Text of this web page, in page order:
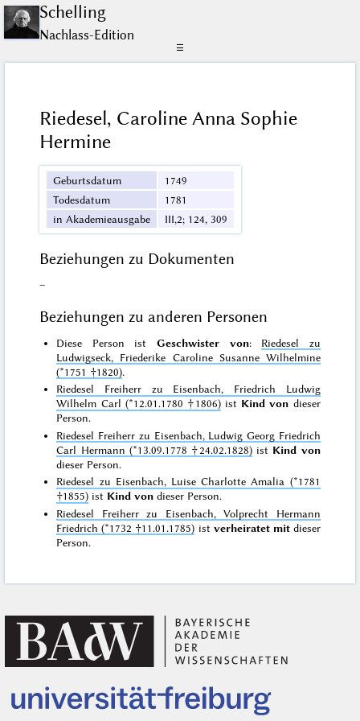
Schelling
Nachlass-Edition
☰
Riedesel, Caroline Anna Sophie
Hermine
Geburtsdatum
1749
Todesdatum
1781
in Akademieausgabe
III,2; 124, 309
Beziehungen zu Dokumenten
–
Beziehungen zu anderen Personen
Diese Person ist Geschwister von: Riedesel zu
Ludwigseck, Friederike Caroline Susanne Wilhelmine
(*1751 †1820).
Riedesel Freiherr zu Eisenbach, Friedrich Ludwig
Wilhelm Carl (*12.01.1780 †1806)ist Kind von dieser
Person.
Riedesel Freiherr zu Eisenbach, Ludwig Georg Friedrich
Carl Hermann (*13.09.1778 †24.02.1828)ist Kind von
dieser Person.
Riedesel zu Eisenbach, Luise Charlotte Amalia (*1781
†1855) ist Kind von dieser Person.
Riedesel Freiherr zu Eisenbach, Volprecht Hermann
Friedrich (*1732 †11.01.1785) ist verheiratet mitdieser
Person.